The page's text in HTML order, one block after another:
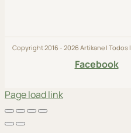
Copyright 2016 - 2026 Artikane |
Facebook
Page load link